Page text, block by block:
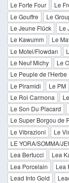
Le Forte Four
Le
Le Gouffre
Le
Le Jeune Flück
Le
Le Kawumm
Le
Le Motel/Flowdan
Le Neuf Michy
Le
Le Peuple de l'Herbe
Le Piramidi
Le PM
Le Roi Carmona
Le Son Du Placard
Le Super Borgou de
Le Vibrazioni
Le
LE YORA/SOMMA/
Lea Bertucci
Lea
Lea Porcelain
Lea
Lead Into Gold